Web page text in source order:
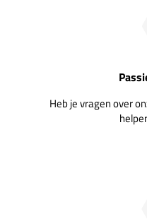
Heb je vragen over